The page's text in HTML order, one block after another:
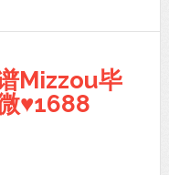
Mizzou毕
♥1688